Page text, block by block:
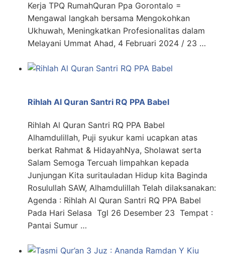
Kerja TPQ RumahQuran Ppa Gorontalo =
Mengawal langkah bersama Mengokohkan
Ukhuwah, Meningkatkan Profesionalitas dalam
Melayani Ummat Ahad, 4 Februari 2024 / 23 …
Rihlah Al Quran Santri RQ PPA Babel
Rihlah Al Quran Santri RQ PPA Babel
Alhamdulillah, Puji syukur kami ucapkan atas
berkat Rahmat & HidayahNya, Sholawat serta
Salam Semoga Tercuah limpahkan kepada
Junjungan Kita suritauladan Hidup kita Baginda
Rosulullah SAW, Alhamdulillah Telah dilaksanakan:
Agenda : Rihlah Al Quran Santri RQ PPA Babel
Pada Hari Selasa Tgl 26 Desember 23 Tempat :
Pantai Sumur …